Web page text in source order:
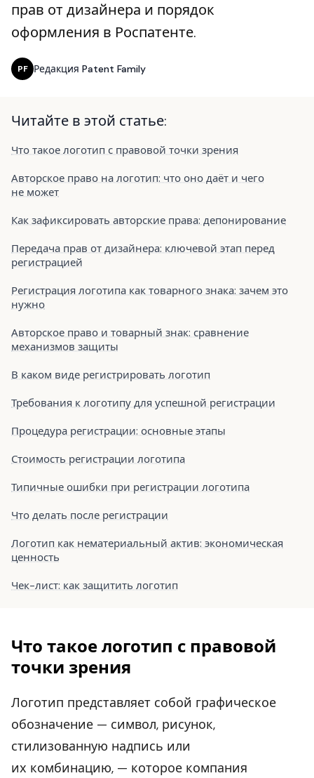
прав от дизайнера и порядок
оформления в Роспатенте.
PF Редакция Patent Family
Читайте в этой статье:
Что такое логотип с правовой точки зрения
Авторское право на логотип: что оно даёт и чего
не может
Как зафиксировать авторские права: депонирование
Передача прав от дизайнера: ключевой этап перед
регистрацией
Регистрация логотипа как товарного знака: зачем это
нужно
Авторское право и товарный знак: сравнение
механизмов защиты
В каком виде регистрировать логотип
Требования к логотипу для успешной регистрации
Процедура регистрации: основные этапы
Стоимость регистрации логотипа
Типичные ошибки при регистрации логотипа
Что делать после регистрации
Логотип как нематериальный актив: экономическая
ценность
Чек-лист: как защитить логотип
Что такое логотип с правовой
точки зрения
Логотип представляет собой графическое
обозначение — символ, рисунок,
стилизованную надпись или
их комбинацию, — которое компания